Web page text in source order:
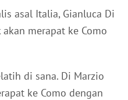
asal Italia, Gianluca Di
merapat ke Como
di sana. Di Marzio
ke Como dengan